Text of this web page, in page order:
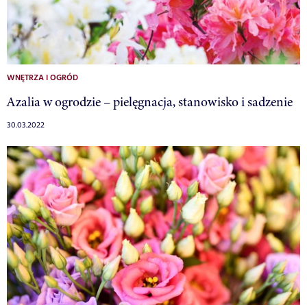
WNĘTRZA I OGRÓD
Azalia w ogrodzie – pielęgnacja, stanowisko i sadzenie
30.03.2022